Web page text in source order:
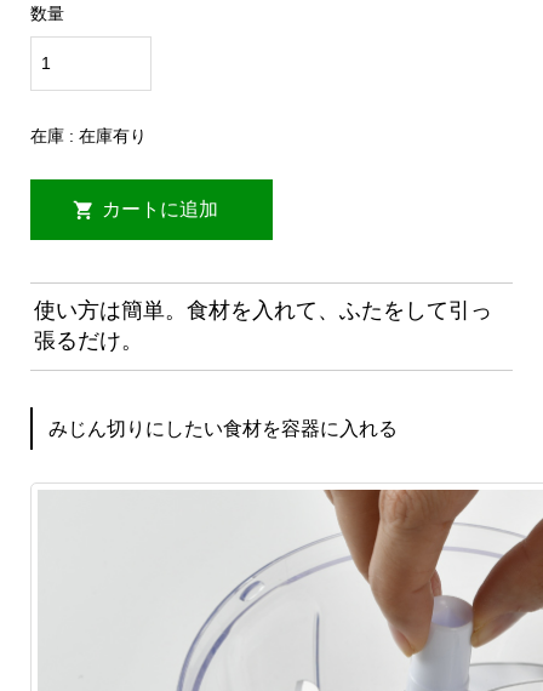
数量
在庫 : 在庫有り
使い方は簡単。食材を入れて、ふたをして引っ
張るだけ。
みじん切りにしたい食材を容器に入れる